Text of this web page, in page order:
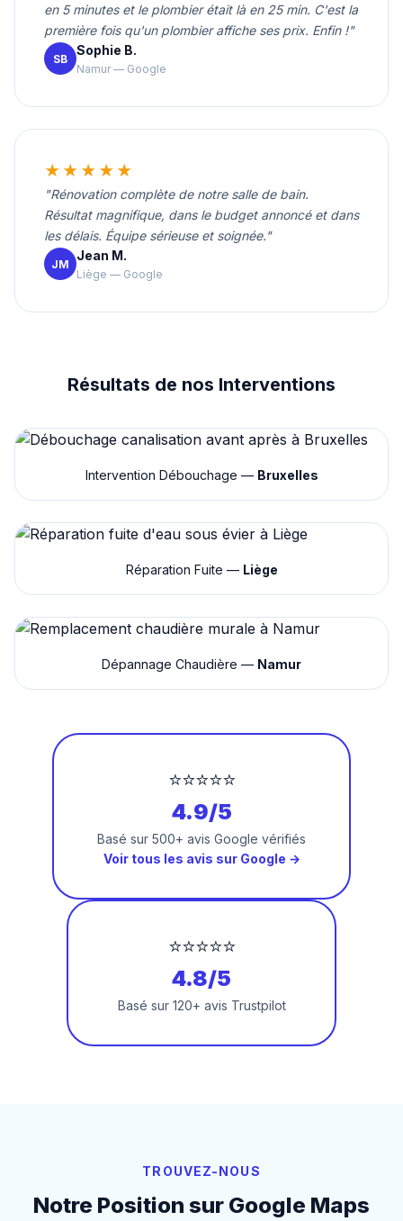
en 5 minutes et le plombier était là en 25 min. C'est la
première fois qu'un plombier affiche ses prix. Enfin !"
SB
Sophie B.
Namur — Google
★★★★★
"Rénovation complète de notre salle de bain.
Résultat magnifique, dans le budget annoncé et dans
les délais. Équipe sérieuse et soignée."
JM
Jean M.
Liège — Google
Résultats de nos Interventions
Intervention Débouchage — Bruxelles
Réparation Fuite — Liège
Dépannage Chaudière — Namur
⭐⭐⭐⭐⭐
4.9/5
Basé sur 500+ avis Google vérifiés
Voir tous les avis sur Google →
⭐⭐⭐⭐⭐
4.8/5
Basé sur 120+ avis Trustpilot
TROUVEZ-NOUS
Notre Position sur Google Maps